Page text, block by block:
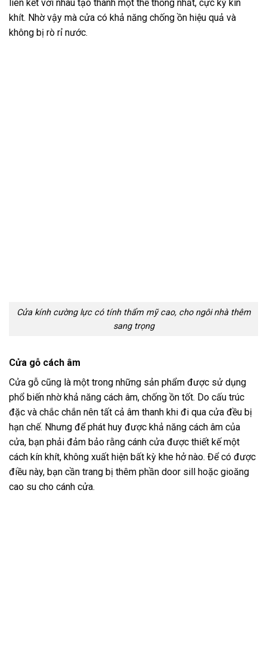
liên kết với nhau tạo thành một thể thống nhất, cực kỳ kín
khít. Nhờ vậy mà cửa có khả năng chống ồn hiệu quả và
không bị rò rỉ nước.
Cửa kính cường lực có tính thẩm mỹ cao, cho ngôi nhà thêm
sang trọng
Cửa gỗ cách âm
Cửa gỗ cũng là một trong những sản phẩm được sử dụng
phổ biến nhờ khả năng cách âm, chống ồn tốt. Do cấu trúc
đặc và chắc chắn nên tất cả âm thanh khi đi qua cửa đều bị
hạn chế. Nhưng để phát huy được khả năng cách âm của
cửa, bạn phải đảm bảo rằng cánh cửa được thiết kế một
cách kín khít, không xuất hiện bất kỳ khe hở nào. Để có được
điều này, bạn cần trang bị thêm phần door sill hoặc gioăng
cao su cho cánh cửa.